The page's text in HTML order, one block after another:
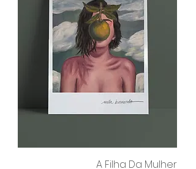
A Filha Da Mulher